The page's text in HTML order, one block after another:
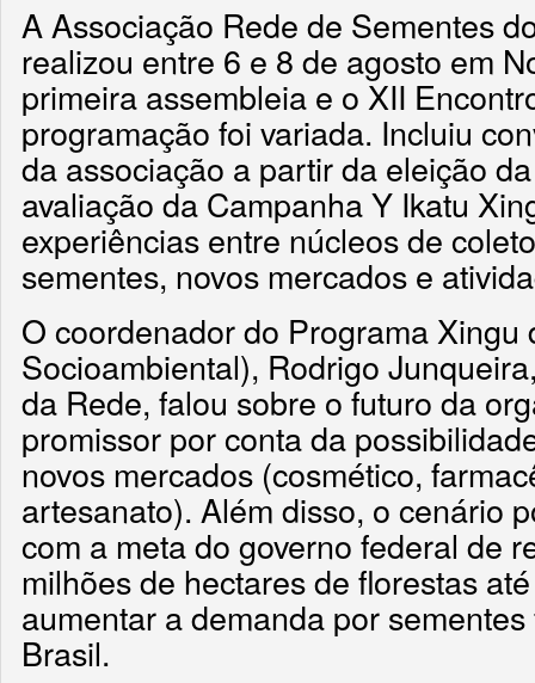
A Associação Rede de Sementes
realizou entre 6 e 8 de agosto em
primeira assembleia e o XII
programação foi variada. Incluiu
da associação a partir da eleição
avaliação da Campanha Y Ikatu
experiências entre núcleos de
sementes, novos mercados e
O coordenador do Programa Xingu
Socioambiental), Rodrigo
da Rede, falou sobre o futuro da
promissor por conta da
novos mercados (cosmético,
artesanato). Além disso, o cenário
com a meta do governo federal de
milhões de hectares de florestas
aumentar a demanda por
Brasil.